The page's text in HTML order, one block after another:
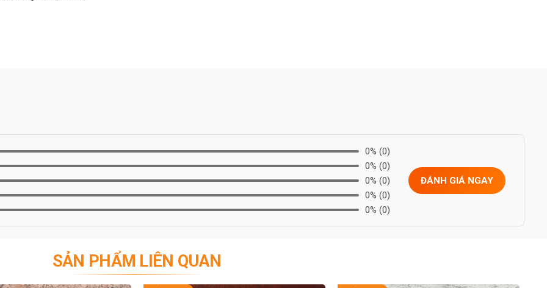
rũ, sự độc bản và thăng hoa đỉnh cao của không gian
0% (0)
0% (0)
0% (0)
0% (0)
0% (0)
ĐÁNH GIÁ NGAY
SẢN PHẨM LIÊN QUAN